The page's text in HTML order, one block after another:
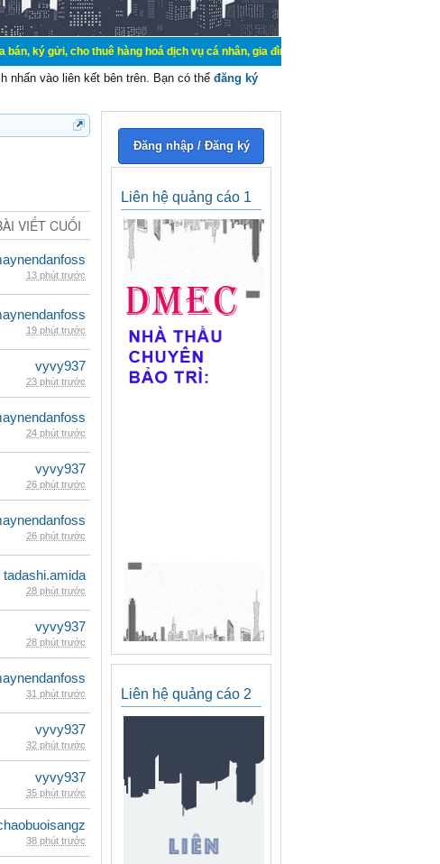
cho thuê hàng hoá dịch vụ cá nhân, gia đình. Mua bán, ký gửi, cho thuê thiết
nhấn vào liên kết bên trên. Bạn có thể đăng ký
VIẾT CUỐI
13 phút trước
19 phút trước
vyvy937
23 phút trước
24 phút trước
vyvy937
26 phút trước
26 phút trước
tadashi.amida
28 phút trước
vyvy937
28 phút trước
31 phút trước
vyvy937
32 phút trước
vyvy937
35 phút trước
38 phút trước
Đăng nhập / Đăng ký
Liên hệ quảng cáo 1
Liên hệ quảng cáo 2